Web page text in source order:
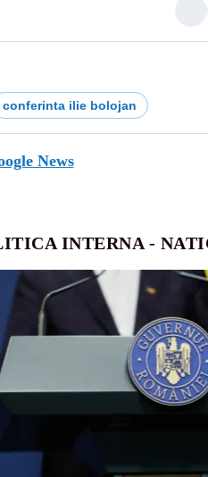
conferinta ilie bolojan
News
INTERNA -